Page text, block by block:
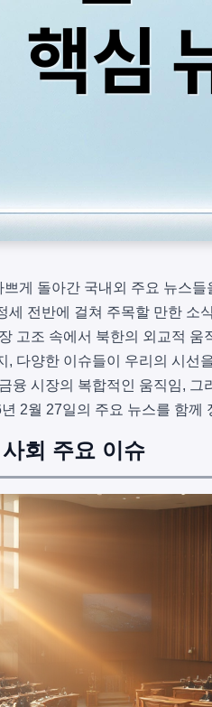
게 돌아간 국내외 주요 뉴스
세 전반에 걸쳐 주목할 만한 소
고조 속에서 북한의 외교적
, 다양한 이슈들이 우리의 시선
융 시장의 복합적인 움직임,
2월 27일의 주요 뉴스를 함께
회 주요 이슈